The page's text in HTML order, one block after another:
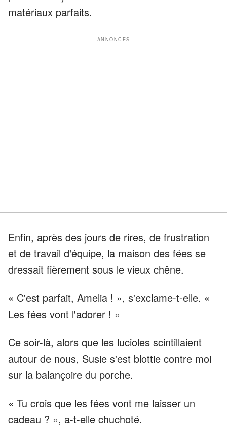
matériaux parfaits.
ANNONCES
Enfin, après des jours de rires, de frustration
et de travail d'équipe, la maison des fées se
dressait fièrement sous le vieux chêne.
« C'est parfait, Amelia ! », s'exclame-t-elle. «
Les fées vont l'adorer ! »
Ce soir-là, alors que les lucioles scintillaient
autour de nous, Susie s'est blottie contre moi
sur la balançoire du porche.
« Tu crois que les fées vont me laisser un
cadeau ? », a-t-elle chuchoté.